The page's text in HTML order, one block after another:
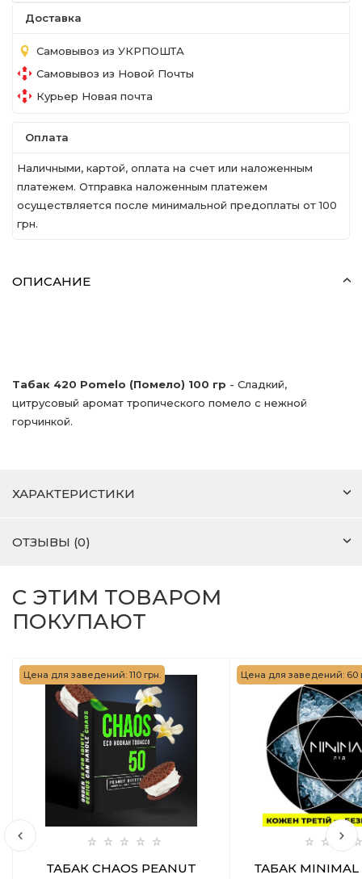
Доставка
Самовывоз из УКРПОШТА
Самовывоз из Новой Почты
Курьер Новая почта
Оплата
Наличными, картой, оплата на счет или наложенным
платежем. Отправка наложенным платежем
осуществляется после минимальной предоплаты от 100
грн.
ОПИСАНИЕ
Табак 420 Pomelo (Помело) 100 гр - Сладкий,
цитрусовый аромат тропического помело с нежной
горчинкой.
ХАРАКТЕРИСТИКИ
ОТЗЫВЫ (0)
С ЭТИМ ТОВАРОМ
ПОКУПАЮТ
Цена для заведений: 110 грн.
ТАБАК CHAOS PEANUT
Цена для заведений: 60
ТАБАК MINIMAL